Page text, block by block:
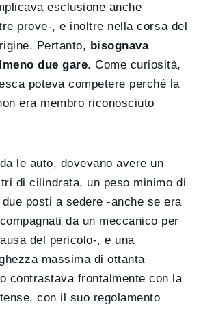
esclusione anche
prove-, e inoltre nella corsa del
Pertanto, bisognava
due gare. Come curiosità,
poteva competere perché la
era membro riconosciuto
le auto, dovevano avere un
di cilindrata, un peso minimo di
posti a sedere -anche se era
da un meccanico per
del pericolo-, e una
massima di ottanta
contrastava frontalmente con la
con il suo regolamento